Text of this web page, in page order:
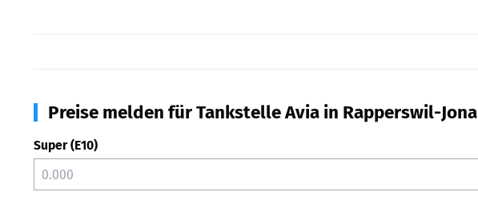
Preise melden für Tankstelle Avia in Rapperswil-Jona
Super (E10)